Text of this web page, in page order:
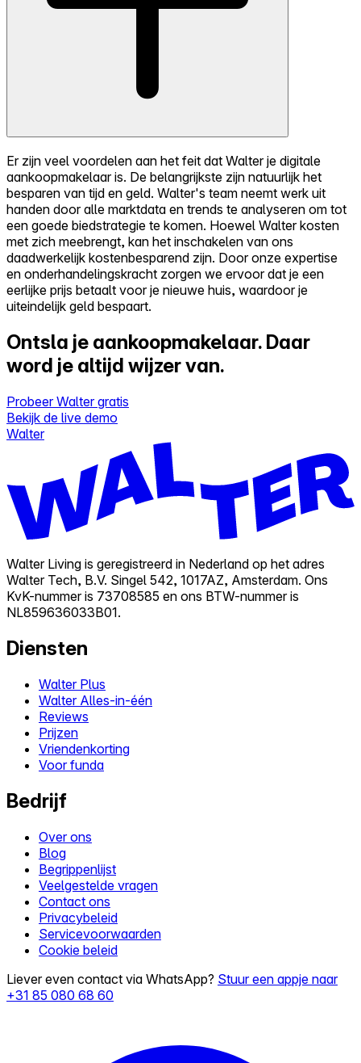
Er zijn veel voordelen aan het feit dat Walter je digitale
aankoopmakelaar is. De belangrijkste zijn natuurlijk het
besparen van tijd en geld. Walter's team neemt werk uit
handen door alle marktdata en trends te analyseren om tot
een goede biedstrategie te komen. Hoewel Walter kosten
met zich meebrengt, kan het inschakelen van ons
daadwerkelijk kostenbesparend zijn. Door onze expertise
en onderhandelingskracht zorgen we ervoor dat je een
eerlijke prijs betaalt voor je nieuwe huis, waardoor je
uiteindelijk geld bespaart.
Ontsla je aankoopmakelaar. Daar
word je altijd wijzer van.
Probeer Walter gratis
Bekijk de live demo
Walter
Walter Living is geregistreerd in Nederland op het adres
Walter Tech, B.V. Singel 542, 1017AZ, Amsterdam. Ons
KvK-nummer is 73708585 en ons BTW-nummer is
NL859636033B01.
Diensten
Walter Plus
Walter Alles-in-één
Reviews
Prijzen
Vriendenkorting
Voor funda
Bedrijf
Over ons
Blog
Begrippenlijst
Veelgestelde vragen
Contact ons
Privacybeleid
Servicevoorwaarden
Cookie beleid
Liever even contact via WhatsApp? Stuur een appje naar
+31 85 080 68 60